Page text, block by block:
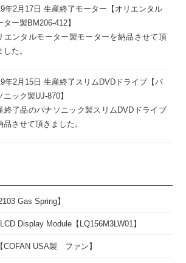
年2月17日 生産終了モーター【オリエンタル
ター製BM206-412】
エンタルモーター製モーターを納品させて頂
した。
年2月15日 生産終了スリムDVDドライブ【パ
ニック製UJ-870】
終了品のパナソニック製スリムDVDドライブ
品させて頂きました。
Gas Spring】
Display Module【LQ156M3LW01】
COFAN USA製 ファン】